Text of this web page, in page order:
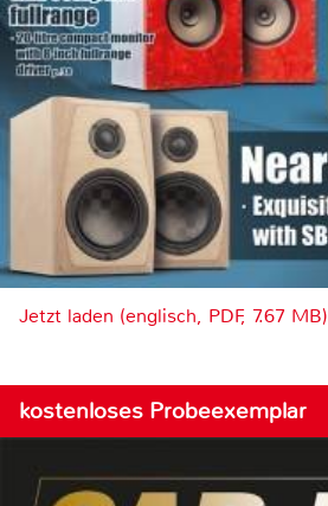
Jetzt laden (englisch, PDF, 7.67 MB)
kostenloses Probeexemplar